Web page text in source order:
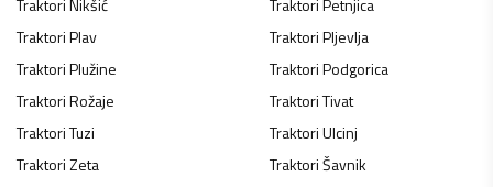
TraktoriNikšić TraktoriPetnjica
TraktoriPlav TraktoriPljevlja
TraktoriPlužine TraktoriPodgorica
TraktoriRožaje TraktoriTivat
TraktoriTuzi TraktoriUlcinj
TraktoriZeta TraktoriŠavnik